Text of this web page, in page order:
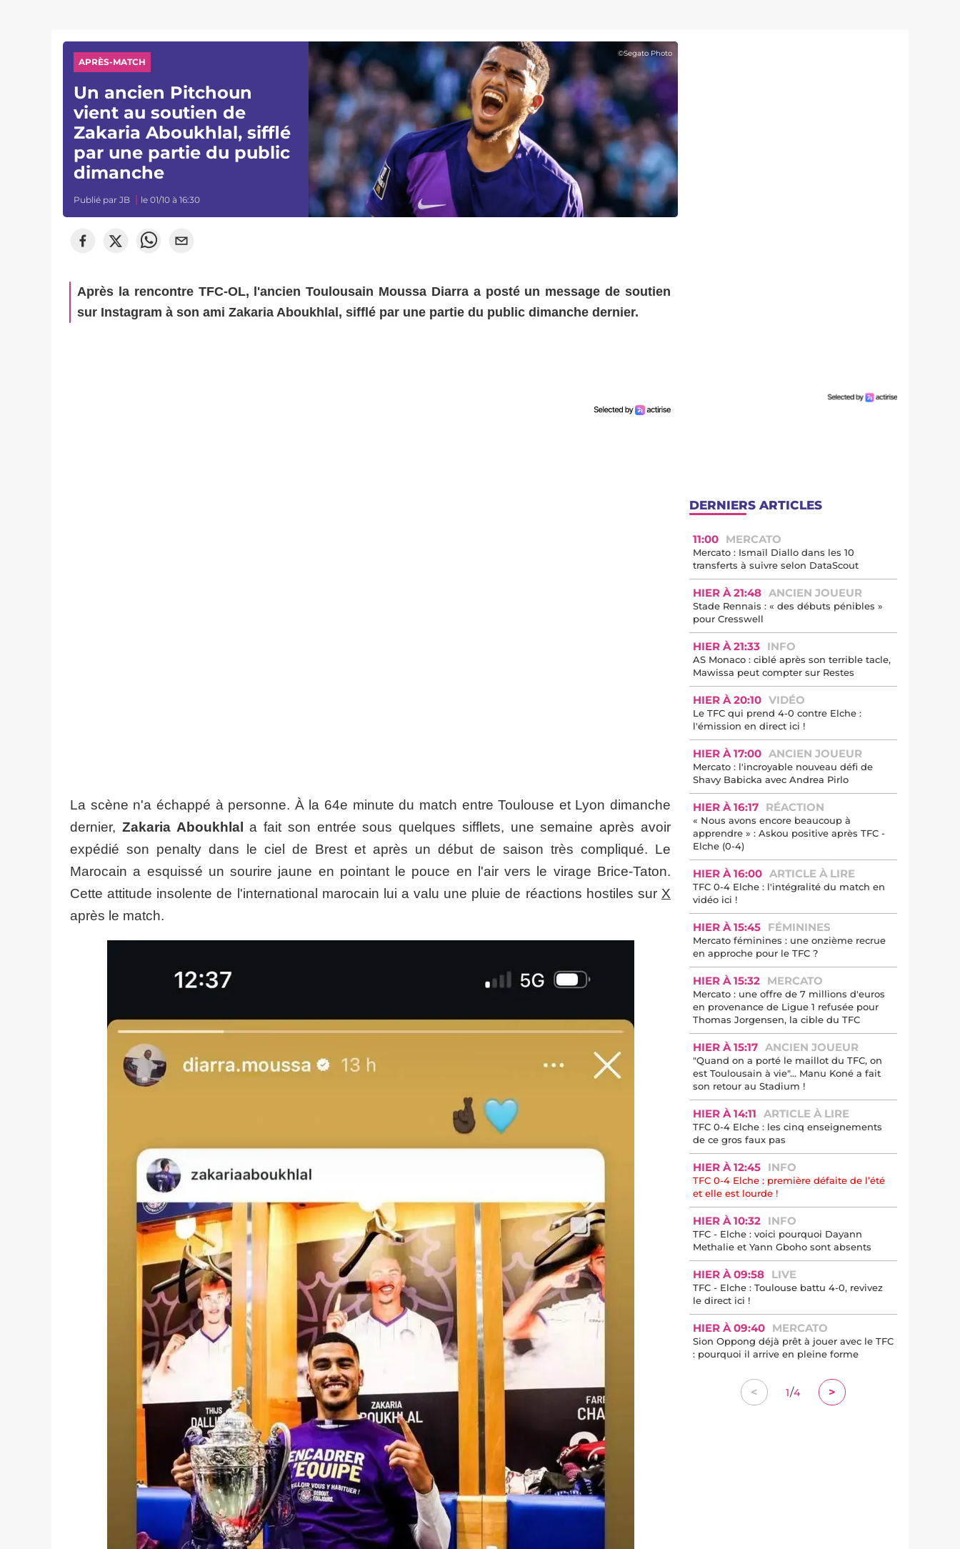
©Segato Photo
APRÈS-MATCH
Un ancien Pitchoun
vient au soutien de
Zakaria Aboukhlal, sifflé
par une partie du public
dimanche
Publié parJB le 01/10 à 16:30
Après la rencontre TFC-OL, l'ancien Toulousain Moussa Diarra a posté un message de soutien
sur Instagram à son ami Zakaria Aboukhlal, sifflé par une partie du public dimanche dernier.
La scène n'a échappé à personne. À la 64e minute du match entre Toulouse et Lyon dimanche
dernier, Zakaria Aboukhlal
a fait son entrée sous quelques sifflets, une semaine après avoir
expédié son penalty dans le ciel de Brest et après un début de saison très compliqué. Le
Marocain a esquissé un sourire jaune en pointant le pouce en l'air vers le virage Brice-Taton.
Cette attitude insolente de l'international marocain lui a valu une pluie de réactions hostiles sur X
après le match.
DERNIERS ARTICLES
11:00 MERCATO
Mercato : Ismaïl Diallo dans les 10
transferts à suivre selon DataScout
HIER À 21:48 ANCIEN JOUEUR
Stade Rennais : « des débuts pénibles »
pour Cresswell
HIER À 21:33 INFO
AS Monaco : ciblé après son terrible tacle,
Mawissa peut compter sur Restes
HIER À 20:10 VIDÉO
Le TFC qui prend 4-0 contre Elche :
l'émission en direct ici !
HIER À 17:00 ANCIEN JOUEUR
Mercato : l'incroyable nouveau défi de
Shavy Babicka avec Andrea Pirlo
HIER À 16:17 RÉACTION
« Nous avons encore beaucoup à
apprendre » : Askou positive après TFC -
Elche (0-4)
HIER À 16:00 ARTICLE À LIRE
TFC 0-4 Elche : l'intégralité du match en
vidéo ici !
HIER À 15:45 FÉMININES
Mercato féminines : une onzième recrue
en approche pour le TFC ?
HIER À 15:32 MERCATO
Mercato : une offre de 7 millions d'euros
en provenance de Ligue 1 refusée pour
Thomas Jorgensen, la cible du TFC
HIER À 15:17 ANCIEN JOUEUR
"Quand on a porté le maillot du TFC, on
est Toulousain à vie"... Manu Koné a fait
son retour au Stadium !
HIER À 14:11 ARTICLE À LIRE
TFC 0-4 Elche : les cinq enseignements
de ce gros faux pas
HIER À 12:45 INFO
TFC 0-4 Elche : première défaite de l’été
et elle est lourde !
HIER À 10:32 INFO
TFC - Elche : voici pourquoi Dayann
Methalie et Yann Gboho sont absents
HIER À 09:58 LIVE
TFC - Elche : Toulouse battu 4-0, revivez
le direct ici !
HIER À 09:40 MERCATO
Sion Oppong déjà prêt à jouer avec le TFC
: pourquoi il arrive en pleine forme
< 1/4 >